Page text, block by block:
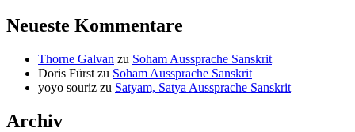
Neueste Kommentare
Thorne Galvan zu Soham Aussprache Sanskrit
Doris Fürst zu Soham Aussprache Sanskrit
yoyo souriz zu Satyam, Satya Aussprache Sanskrit
Archiv